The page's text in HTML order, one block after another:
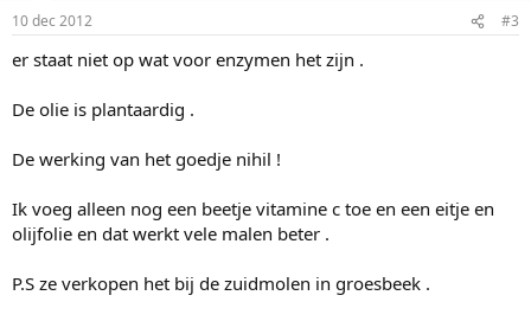
10 dec 2012 #3
er staat niet op wat voor enzymen het zijn .
De olie is plantaardig .
De werking van het goedje nihil !
Ik voeg alleen nog een beetje vitamine c toe en een eitje en
olijfolie en dat werkt vele malen beter .
P.S ze verkopen het bij de zuidmolen in groesbeek .